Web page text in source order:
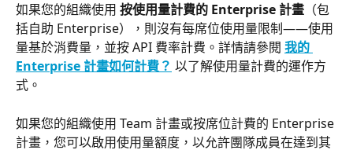
如果您的組織使用 按使用量計費的 Enterprise 計畫 （包
括自助 Enterprise），則沒有每席位使用量限制——使用
量基於消費量，並按 API 費率計費。詳情請參閱 我的
Enterprise 計畫如何計費？ 以了解使用量計費的運作方
式。
如果您的組織使用 Team 計畫或按席位計費的 Enterprise
計畫，您可以啟用使用量額度，以允許團隊成員在達到其